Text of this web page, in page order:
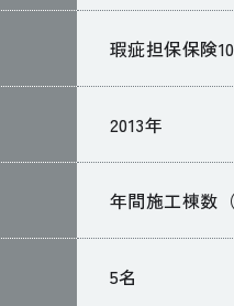
瑕疵担保保険
2013年
年間施工棟数
5名